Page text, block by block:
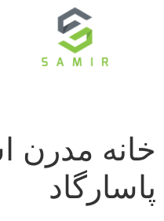
خانه مدرن
پاسارگاد